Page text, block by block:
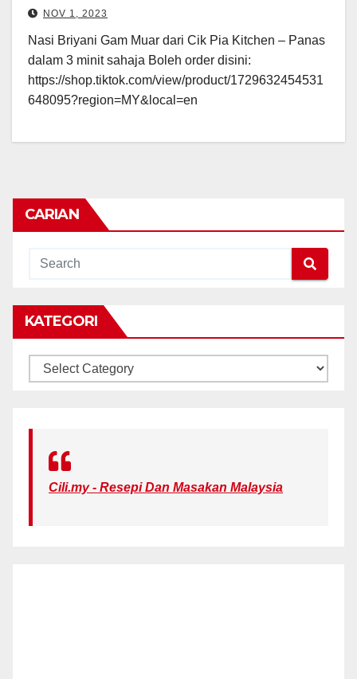
NOV 1, 2023
Nasi Briyani Gam Muar dari Cik Pia Kitchen – Panas
dalam 3 minit sahaja Boleh order disini:
https://shop.tiktok.com/view/product/1729632454531
648095?region=MY&local=en
CARIAN
KATEGORI
KATEGORI
Cili.my - Resepi Dan Masakan Malaysia